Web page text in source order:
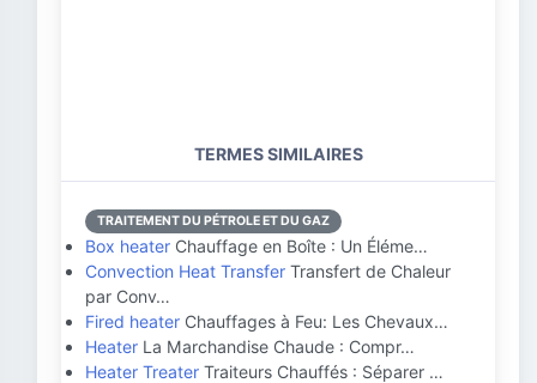
TERMES SIMILAIRES
TRAITEMENT DU PÉTROLE ET DU GAZ
Box heater Chauffage en Boîte : Un Éléme…
Convection Heat Transfer Transfert de Chaleur
par Conv…
Fired heater Chauffages à Feu: Les Chevaux…
Heater La Marchandise Chaude : Compr…
Heater Treater Traiteurs Chauffés : Séparer …